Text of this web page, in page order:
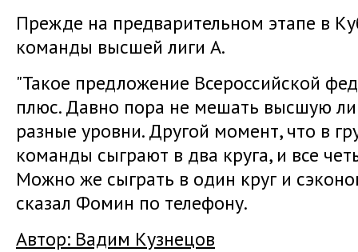
Прежде на предварительном этапе в
команды высшей лиги А.
"Такое предложение Всероссийской
плюс. Давно пора не мешать высшую
разные уровни. Другой момент, что в
команды сыграют в два круга, и все
Можно же сыграть в один круг и
сказал Фомин по телефону.
Автор: Вадим Кузнецов